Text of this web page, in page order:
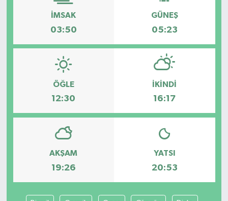
İMSAK
03:50
GÜNEŞ
05:23
ÖĞLE
12:30
İKINDI
16:17
AKŞAM
19:26
YATSI
20:53
Yaşam
Spor